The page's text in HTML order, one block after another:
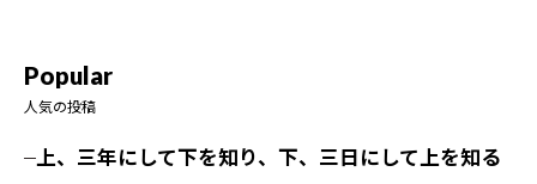
Popular
人気の投稿
上、三年にして下を知り、下、三日にして上を知る